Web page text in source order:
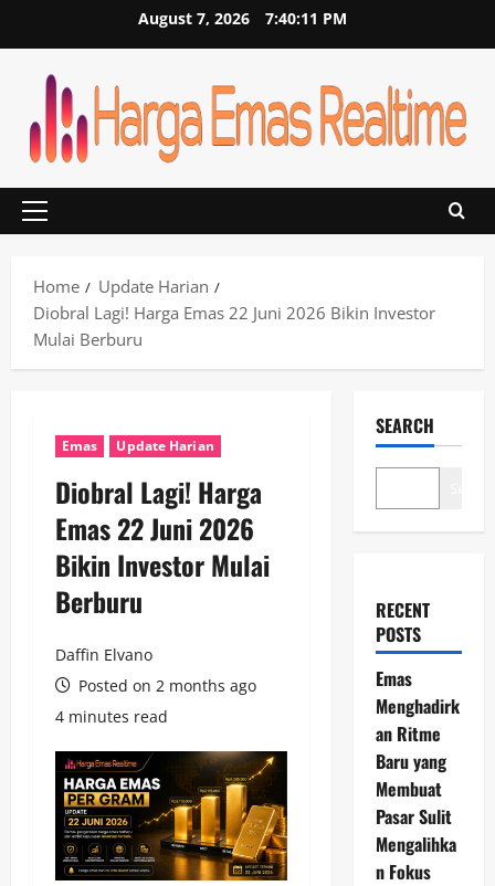
August 7, 2026 7:40:12 PM
Primary
Home
Update Harian
Diobral Lagi! Harga Emas 22 Juni 2026 Bikin Investor
Mulai Berburu
Emas Update Harian
Diobral Lagi! Harga
Emas 22 Juni 2026
Bikin Investor Mulai
Berburu
Daffin Elvano
Posted on 2 months ago
4 minutes read
SEARCH
RECENT
POSTS
Emas
Menghadirk
an Ritme
Baru yang
Membuat
Pasar Sulit
Mengalihka
n Fokus